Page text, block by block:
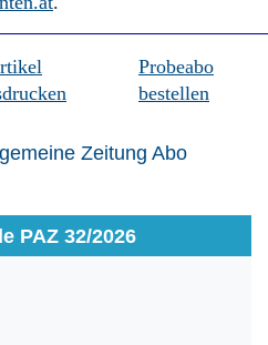
Probeabo
bestellen
PAZ 32/2026